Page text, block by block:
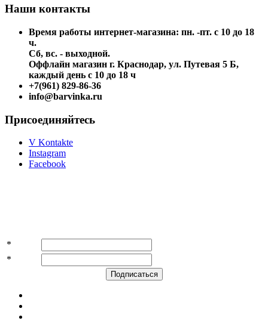
Наши контакты
Время работы интернет-магазина: пн. -пт. с 10 до 18
ч.
Сб, вс. - выходной.
Оффлайн магазин г. Краснодар, ул. Путевая 5 Б,
каждый день с 10 до 18 ч
+7(961) 829-86-36
info@barvinka.ru
Присоединяйтесь
V Kontakte
Instagram
Facebook
*
*